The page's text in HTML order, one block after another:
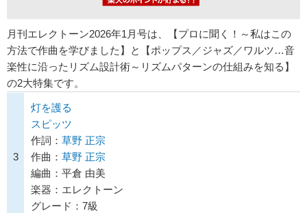
月刊エレクトーン2026年1月号は、【プロに聞く！～私はこの
方法で作曲を学びました】と【ポップス／ジャズ／ワルツ…音
楽性に沿ったリズム設計術～リズムパターンの仕組みを知る】
の2大特集です。
3
灯を護る
スピッツ
作詞： 草野 正宗
作曲： 草野 正宗
編曲：平倉 由美
楽器：エレクトーン
グレード：7級